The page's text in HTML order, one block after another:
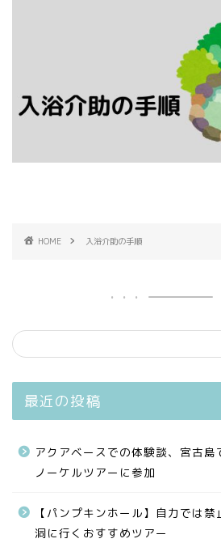
HOME 入浴介助の手順
最近の投稿
アクアベースでの体験談、宮古島
ノーケルツアーに参加
【パンプキンホール】自力では
洞に行くおすすめツアー